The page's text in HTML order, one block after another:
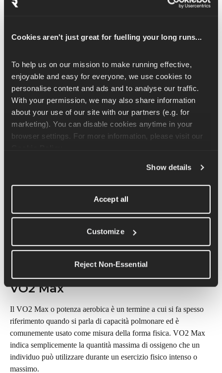
Cookies aren't just great for fuelling your long runs...
To help us on our mission to make running effective,
enjoyable and easy for everyone, we use cookies to
personalise content and ads and to analyse our traffic.
With your permission, we may also share information
about your use of our site with our partners (e.g. for
marketing). You can disable cookies anytime in your
Show details
Accept all
Customize
Reject Non-Essential
respirare, dove respiri solo dal naso, tenendo la bocca chiusa.
efficiente nell'utilizzo dell'ossigeno e nel far fronte a un deficit
Anche se non consiglieremmo la respirazione con il naso alla
maggior parte dei runner, limitare l'apporto di ossigeno ha una
sua logica. In ogni caso, tieni questo accorgimento per le
sessioni facili, perché in quelle più impegnative vorrai avere il
massimo apporto di ossigeno per poter correre il più
velocemente e intensamente possibile.
tutti i costi. Lascia che la respirazione acceleri gradualmente
mentre aumenti i ritmi di lavoro, ma assicurati di sfruttare tutto il
VO2 Max
Il VO2 Max o potenza aerobica è un termine a cui si fa spesso
riferimento quando si parla di capacità polmonare ed è
comunemente usato come misura della forma fisica. VO2 Max
indica semplicemente la quantità massima di ossigeno che un
individuo può utilizzare durante un esercizio fisico intenso o
massimo.